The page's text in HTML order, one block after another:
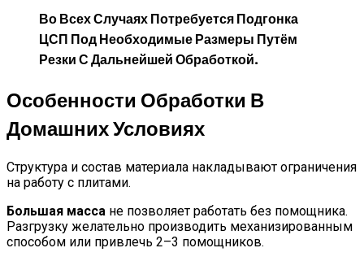
Во Всех Случаях Потребуется Подгонка
ЦСП Под Необходимые Размеры Путём
Резки С Дальнейшей Обработкой.
Особенности Обработки В
Домашних Условиях
Структура и состав материала накладывают ограничения
на работу с плитами.
Большая масса не позволяет работать без помощника.
Разгрузку желательно производить механизированным
способом или привлечь 2–3 помощников.